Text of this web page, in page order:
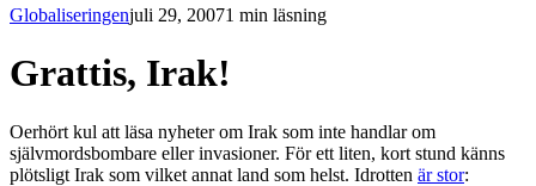
Globaliseringenjuli 29, 20071 min läsning
Grattis, Irak!
Oerhört kul att läsa nyheter om Irak som inte handlar om
självmordsbombare eller invasioner. För ett liten, kort stund känns
plötsligt Irak som vilket annat land som helst. Idrotten är stor: